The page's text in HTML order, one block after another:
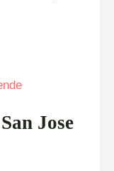
Jose